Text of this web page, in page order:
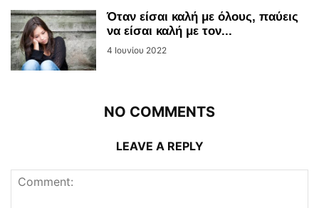
Όταν είσαι καλή με όλους, παύεις
να είσαι καλή με τον...
4 Ιουνίου 2022
NO COMMENTS
LEAVE A REPLY